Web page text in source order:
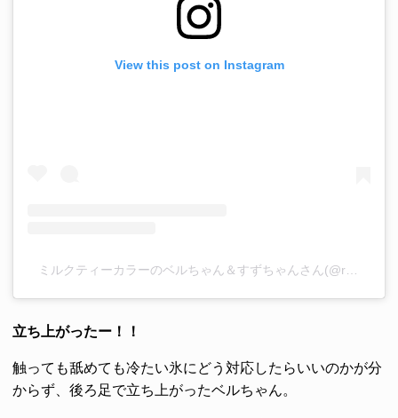
View this post on Instagram
ミルクティーカラーのベルちゃん＆すずちゃんさん(@ricorico_rico)がシェアした投稿
立ち上がったー！！
触っても舐めても冷たい氷にどう対応したらいいのかが分
からず、後ろ足で立ち上がったベルちゃん。